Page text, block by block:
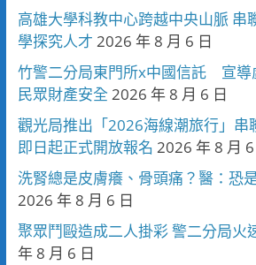
高雄大學科教中心跨越中央山脈 串
學探究人才 2026 年 8 月 6 日
竹警二分局東門所x中國信託 宣導
民眾財產安全 2026 年 8 月 6 日
觀光局推出「2026海線潮旅行」串
即日起正式開放報名 2026 年 8 月 6
洗腎總是皮膚癢、骨頭痛？醫：恐
2026 年 8 月 6 日
聚眾鬥毆造成二人掛彩 警二分局火
年 8 月 6 日